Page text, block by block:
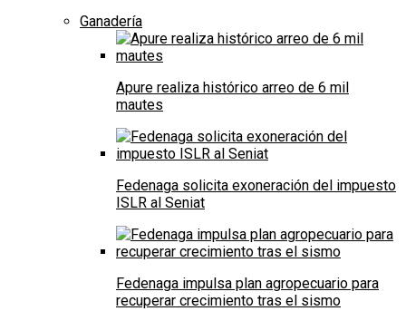
Ganadería
Apure realiza histórico arreo de 6 mil
mautes
Fedenaga solicita exoneración del impuesto
ISLR al Seniat
Fedenaga impulsa plan agropecuario para
recuperar crecimiento tras el sismo